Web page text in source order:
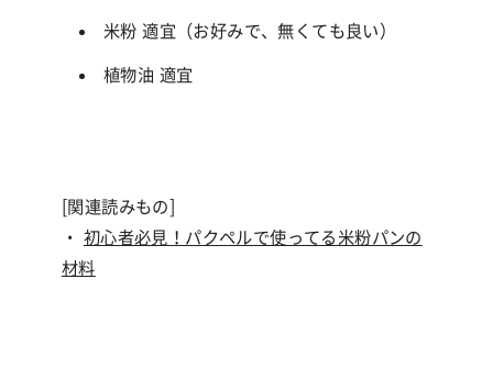
米粉 適宜（お好みで、無くても良い）
植物油 適宜
[関連読みもの]
・
初心者必見！パクペルで使ってる米粉パンの
材料